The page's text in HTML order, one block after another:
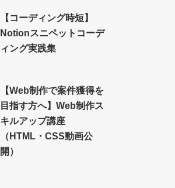
【コーディング時短】
Notionスニペットコーデ
ィング実践集
【Web制作で案件獲得を
目指す方へ】Web制作ス
キルアップ講座
（HTML・CSS動画公
開）